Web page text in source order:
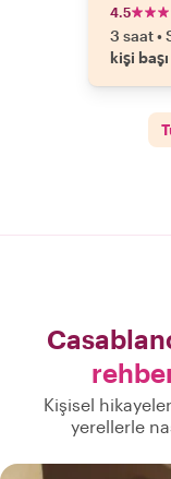
4.5
3 saat•
kişi
Kişisel
yerellerle